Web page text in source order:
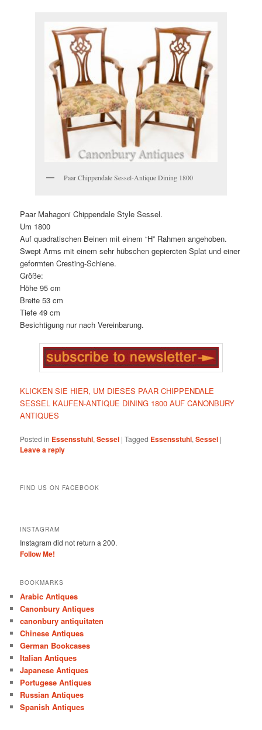
Paar Chippendale Sessel-Antique Dining 1800
Paar Mahagoni Chippendale Style Sessel.
Um 1800
Auf quadratischen Beinen mit einem “H” Rahmen angehoben.
Swept Arms mit einem sehr hübschen gepiercten Splat und einer
geformten Cresting-Schiene.
Größe:
Höhe 95 cm
Breite 53 cm
Tiefe 49 cm
Besichtigung nur nach Vereinbarung.
KLICKEN SIE HIER, UM DIESES PAAR CHIPPENDALE
SESSEL KAUFEN-ANTIQUE DINING 1800 AUF CANONBURY
ANTIQUES
Posted in Essensstuhl,Sessel |Tagged Essensstuhl,Sessel |
Leave a reply
FIND US ON FACEBOOK
INSTAGRAM
Instagram did not return a 200.
Follow Me!
BOOKMARKS
Arabic Antiques
Canonbury Antiques
canonbury antiquitaten
Chinese Antiques
German Bookcases
Italian Antiques
Japanese Antiques
Portugese Antiques
Russian Antiques
Spanish Antiques